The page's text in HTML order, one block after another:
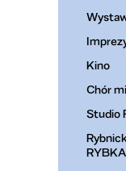
Kino
Chór
Studio
RYBKA